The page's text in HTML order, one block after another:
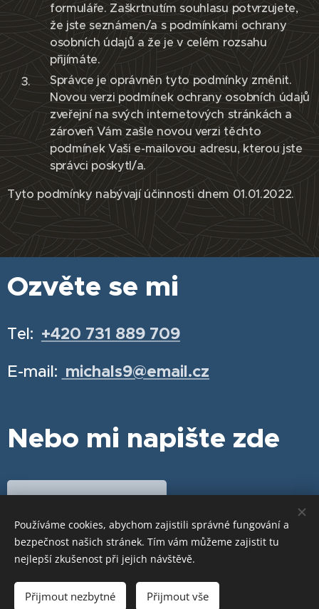
formuláře. Zaškrtnutím souhlasu potvrzujete,
že jste seznámen/a s podmínkami ochrany
osobních údajů a že je v celém rozsahu
přijímáte.
Správce je oprávněn tyto podmínky změnit.
Novou verzi podmínek ochrany osobních údajů
zveřejní na svých internetových stránkách a
zároveň Vám zašle novou verzi těchto
podmínek Vaši e-mailovou adresu, kterou jste
správci poskytl/a.
Tyto podmínky nabývají účinnosti dnem 01.01.2022.
Ozvěte se mi
Tel: +420 731 889 709
E-mail: michals9@email.cz
Nebo mi napište zde
Cookies
Používáme cookies, abychom zajistili správné fungování a
bezpečnost našich stránek. Tím vám můžeme zajistit tu
nejlepší zkušenost při jejich návštěvě.
Přijmout nezbytné Přijmout vše